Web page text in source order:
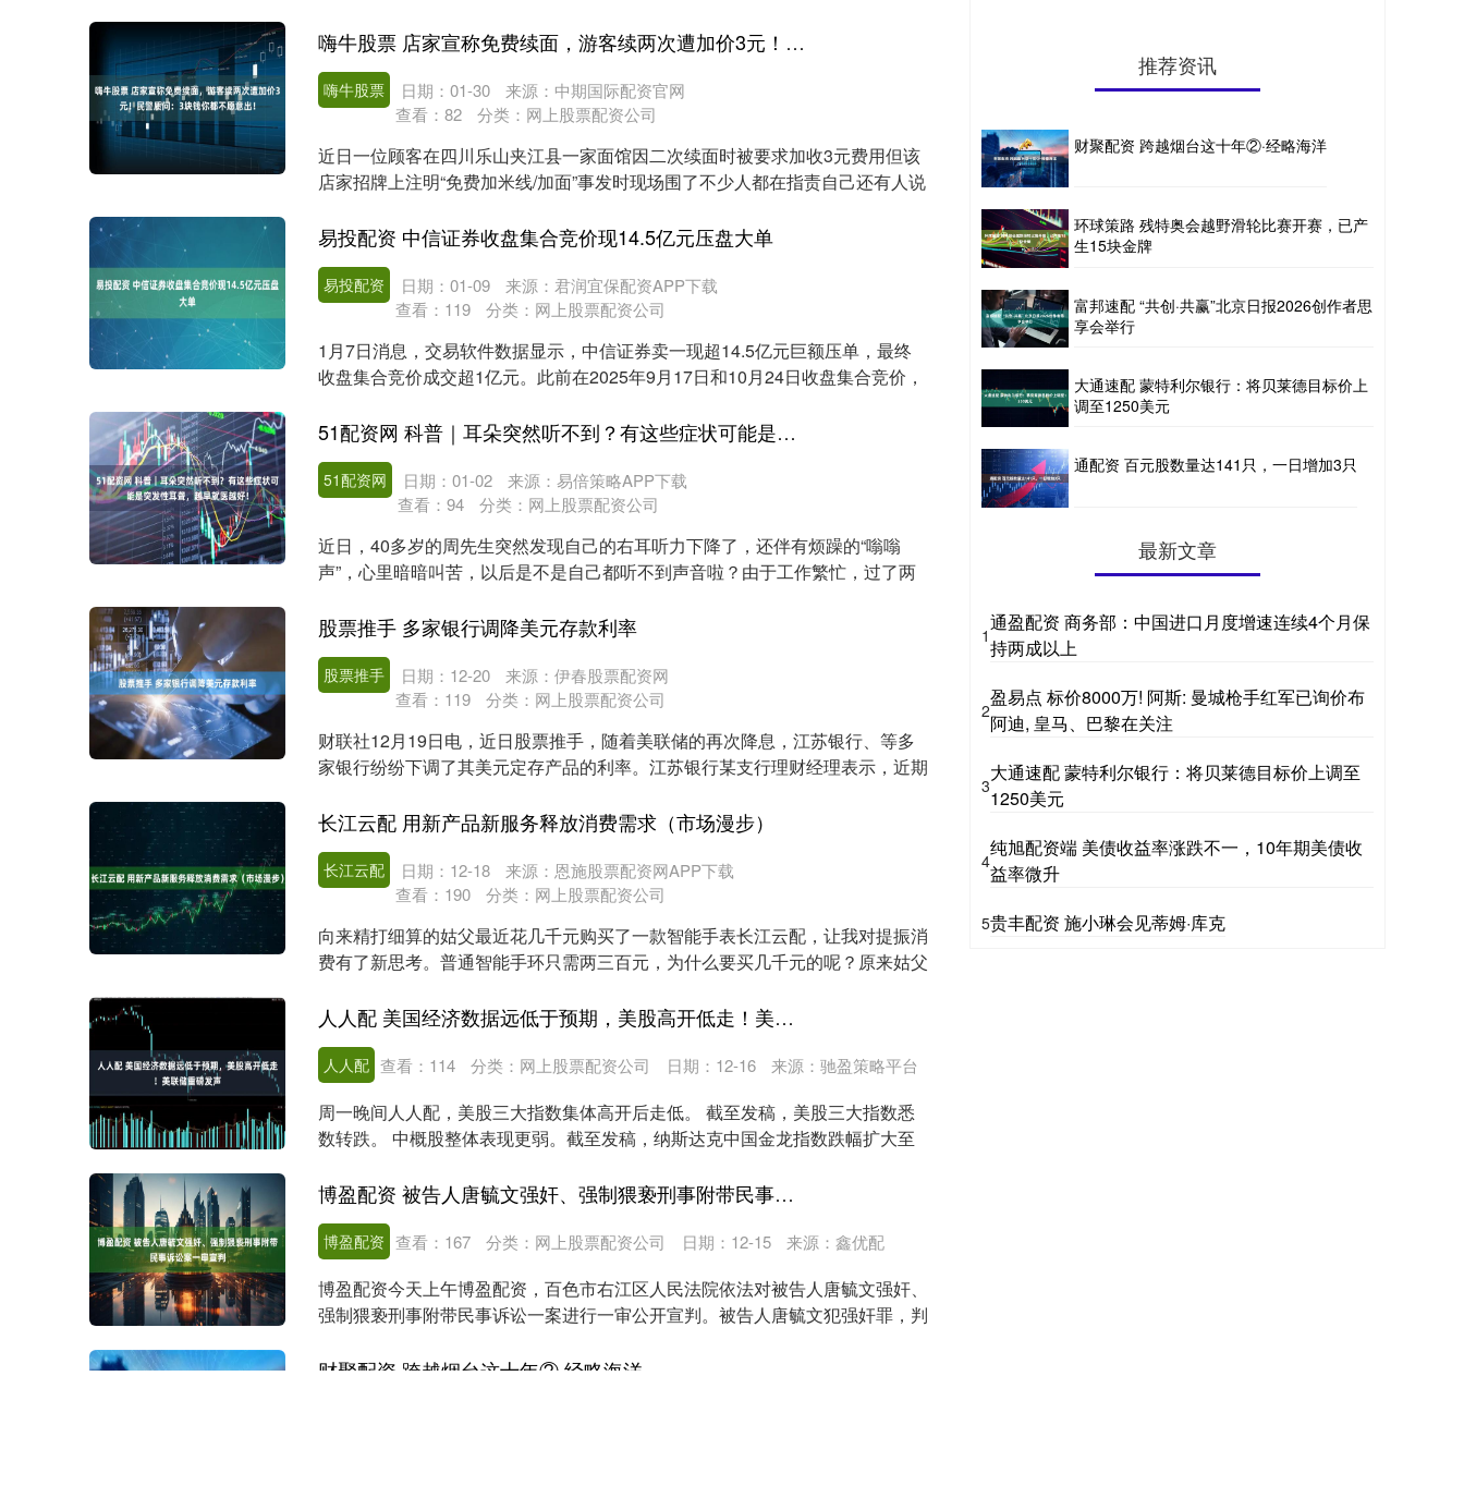
嗨牛股票 店家宣称免费续面，游客续两次遭加价3元！民警质问：3块钱你都不愿意出！
嗨牛股票 日期：01-30
来源：中期国际配资官网
查看： 82 分类： 网上股票配资公司
近日一位顾客在四川乐山夹江县一家面馆因二次续面时被要求加收3元费用但该
店家招牌上注明“免费加米线/加面”事发时现场围了不少人都在指责自己还有人说
易投配资 中信证券收盘集合竞价现14.5亿元压盘大单
易投配资 日期：01-09
来源：君润宜保配资APP下载
查看： 119 分类： 网上股票配资公司
1月7日消息，交易软件数据显示，中信证券卖一现超14.5亿元巨额压单，最终
收盘集合竞价成交超1亿元。此前在2025年9月17日和10月24日收盘集合竞价，
51配资网 科普｜耳朵突然听不到？有这些症状可能是突发性耳聋，越早就医越好！
51配资网 日期：01-02
来源：易倍策略APP下载
查看： 94 分类： 网上股票配资公司
近日，40多岁的周先生突然发现自己的右耳听力下降了，还伴有烦躁的“嗡嗡
声”，心里暗暗叫苦，以后是不是自己都听不到声音啦？由于工作繁忙，过了两
股票推手 多家银行调降美元存款利率
股票推手 日期：12-20
来源：伊春股票配资网
查看： 119 分类： 网上股票配资公司
财联社12月19日电，近日股票推手，随着美联储的再次降息，江苏银行、等多
家银行纷纷下调了其美元定存产品的利率。江苏银行某支行理财经理表示，近期
长江云配 用新产品新服务释放消费需求（市场漫步）
长江云配 日期：12-18
来源：恩施股票配资网APP下载
查看： 190 分类： 网上股票配资公司
向来精打细算的姑父最近花几千元购买了一款智能手表长江云配，让我对提振消
费有了新思考。普通智能手环只需两三百元，为什么要买几千元的呢？原来姑父
人人配 美国经济数据远低于预期，美股高开低走！美联储重磅发声
人人配 日期：12-16 来源：驰盈策略平台
查看： 114 分类： 网上股票配资公司
周一晚间人人配，美股三大指数集体高开后走低。 截至发稿，美股三大指数悉
数转跌。 中概股整体表现更弱。截至发稿，纳斯达克中国金龙指数跌幅扩大至
博盈配资 被告人唐毓文强奸、强制猥亵刑事附带民事诉讼案一审宣判
博盈配资 日期：12-15 来源：鑫优配
查看： 167 分类： 网上股票配资公司
博盈配资今天上午博盈配资，百色市右江区人民法院依法对被告人唐毓文强奸、
强制猥亵刑事附带民事诉讼一案进行一审公开宣判。被告人唐毓文犯强奸罪，判
财聚配资 跨越烟台这十年②·经略海洋
推荐资讯
财聚配资 跨越烟台这十年②·经略海洋
环球策路 残特奥会越野滑轮比赛开赛，已产
生15块金牌
富邦速配 “共创·共赢”北京日报2026创作者思
享会举行
大通速配 蒙特利尔银行：将贝莱德目标价上
调至1250美元
通配资 百元股数量达141只，一日增加3只
最新文章
1
通盈配资 商务部：中国进口月度增速连续4个月保
持两成以上
2
盈易点 标价8000万! 阿斯: 曼城枪手红军已询价布
阿迪, 皇马、巴黎在关注
3
大通速配 蒙特利尔银行：将贝莱德目标价上调至
1250美元
4
纯旭配资端 美债收益率涨跌不一，10年期美债收
益率微升
5贵丰配资 施小琳会见蒂姆·库克